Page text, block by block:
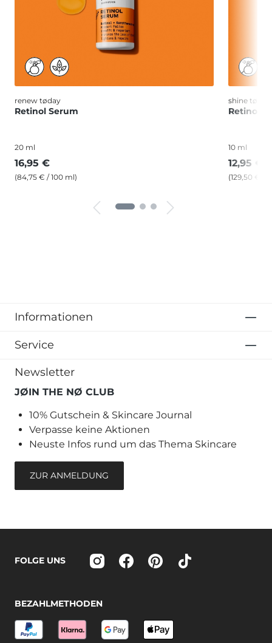
renew tøday
Retinol Serum
20 ml
16,95 €
(84,75 € / 100 ml)
shine tøday
Retinoid
10 ml
12,95 €
(129,50 € /
Informationen
Service
Newsletter
JØIN THE NØ CLUB
10% Gutschein & Skincare Journal
Verpasse keine Aktionen
Neuste Infos rund um das Thema Skincare
ZUR ANMELDUNG
FOLGE UNS
BEZAHLMETHODEN